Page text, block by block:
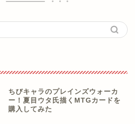
ちびキャラのプレインズウォーカ
ー！夏目ウタ氏描くMTGカードを
購入してみた